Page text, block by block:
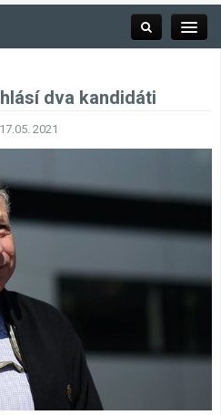
Kalendář F1
Výsledky F1
dva kandidáti
17.05. 2021